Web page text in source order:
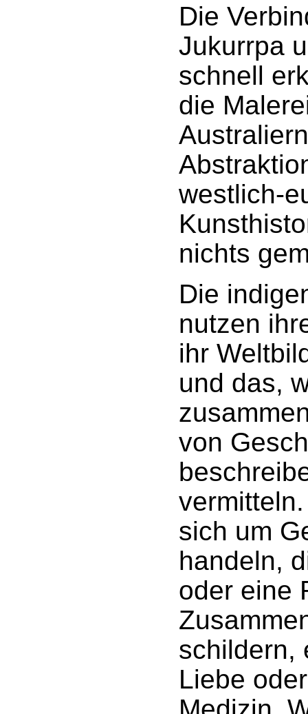
Die
Jukurrpa
schnell
die
westlich-
nichts
Die
nutzen
ihr
und das,
von
sich um
handeln,
oder eine
schildern,
Liebe